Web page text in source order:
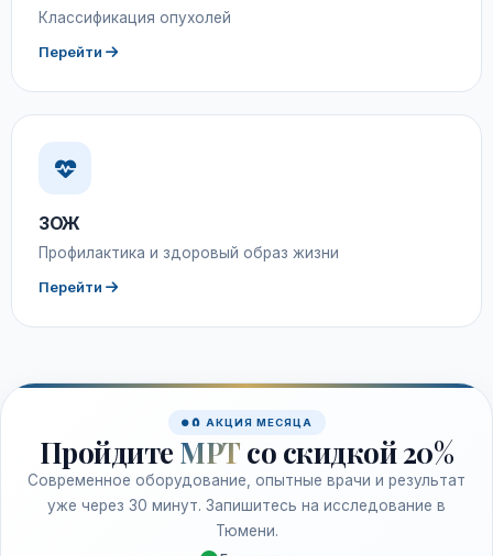
Классификация опухолей
Перейти
ЗОЖ
Профилактика и здоровый образ жизни
Перейти
🧲 АКЦИЯ МЕСЯЦА
Пройдите МРТ со скидкой 20%
Современное оборудование, опытные врачи и результат
уже через 30 минут. Запишитесь на исследование в
Тюмени.